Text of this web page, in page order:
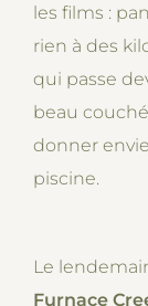
les films :
rien à des
qui passe
beau
donner
piscine.
Le
Furnace